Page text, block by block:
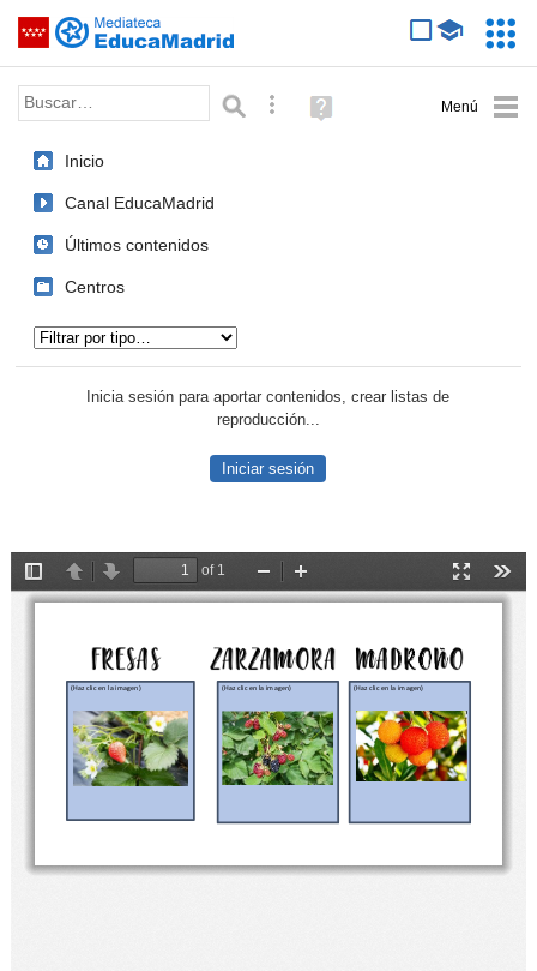
Saltar navegación
Palabra o frase: Búsqueda avanzada
Ayuda
(en
Inicio
Canal EducaMadrid
Últimos contenidos
Centros
Inicia sesión para aportar contenidos, crear listas de
reproducción...
Iniciar sesión